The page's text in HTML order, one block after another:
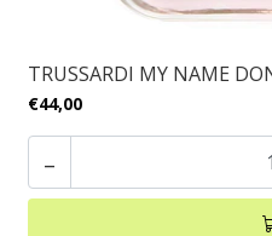
TRUSSARDI MY NAME
€44,00
-